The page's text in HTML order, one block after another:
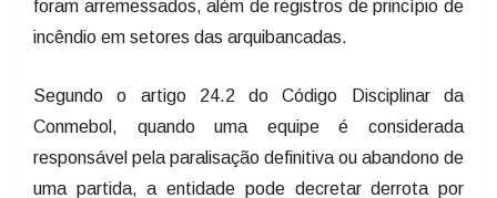
foram arremessados, além de registros de princípio de
incêndio em setores das arquibancadas.
Segundo o artigo 24.2 do Código Disciplinar da
Conmebol, quando uma equipe é considerada
responsável pela paralisação definitiva ou abandono de
uma partida, a entidade pode decretar derrota por